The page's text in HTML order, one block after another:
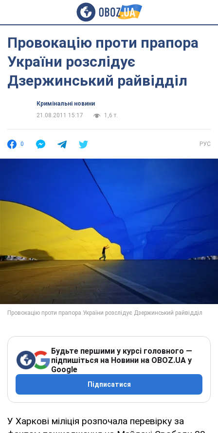
Провокацію проти прапора
України розслідує
Дзержинський райвідділ
Кримінальні новини
21.08.2011 15:17
1,6 т.
0 РУС
Будьте першими у курсі головного —
підпишіться на Новини на OBOZ.UA у
Google
Підписатися
У Харкові міліція розпочала перевірку за